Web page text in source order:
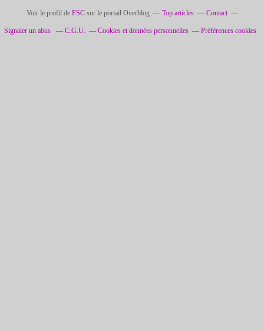
Voir le profil de FSCsur le portail Overblog Top articles Contact
Signaler un abus C.G.U. Cookies et données personnelles Préférences cookies